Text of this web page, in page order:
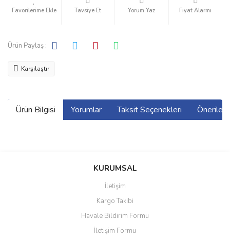
Tavsiye Et Yorum Yaz Fiyat Alarmı
Ürün Paylaş :
Karşılaştır
Ürün Bilgisi Yorumlar Taksit Seçenekleri
Bu ürüne ilk yorumu siz yapın!
Ürün resmi kalitesiz, bozuk veya görüntülenemiyor.
Ürün açıklamasında eksik bilgiler bulunuyor.
Ürün bilgilerinde hatalar bulunuyor.
KURUMSAL
İletişim
Kargo Takibi
Havale Bildirim Formu
İletişim Formu